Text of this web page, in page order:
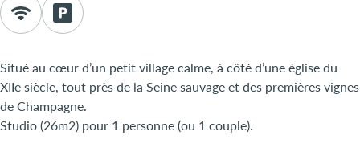
Situé au cœur d’un petit village calme, à côté d’une église du
XIIe siècle, tout près de la Seine sauvage et des premières vignes
de Champagne.
Studio (26m2) pour 1 personne (ou 1 couple).